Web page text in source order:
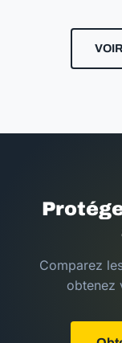
Comparez
obtenez